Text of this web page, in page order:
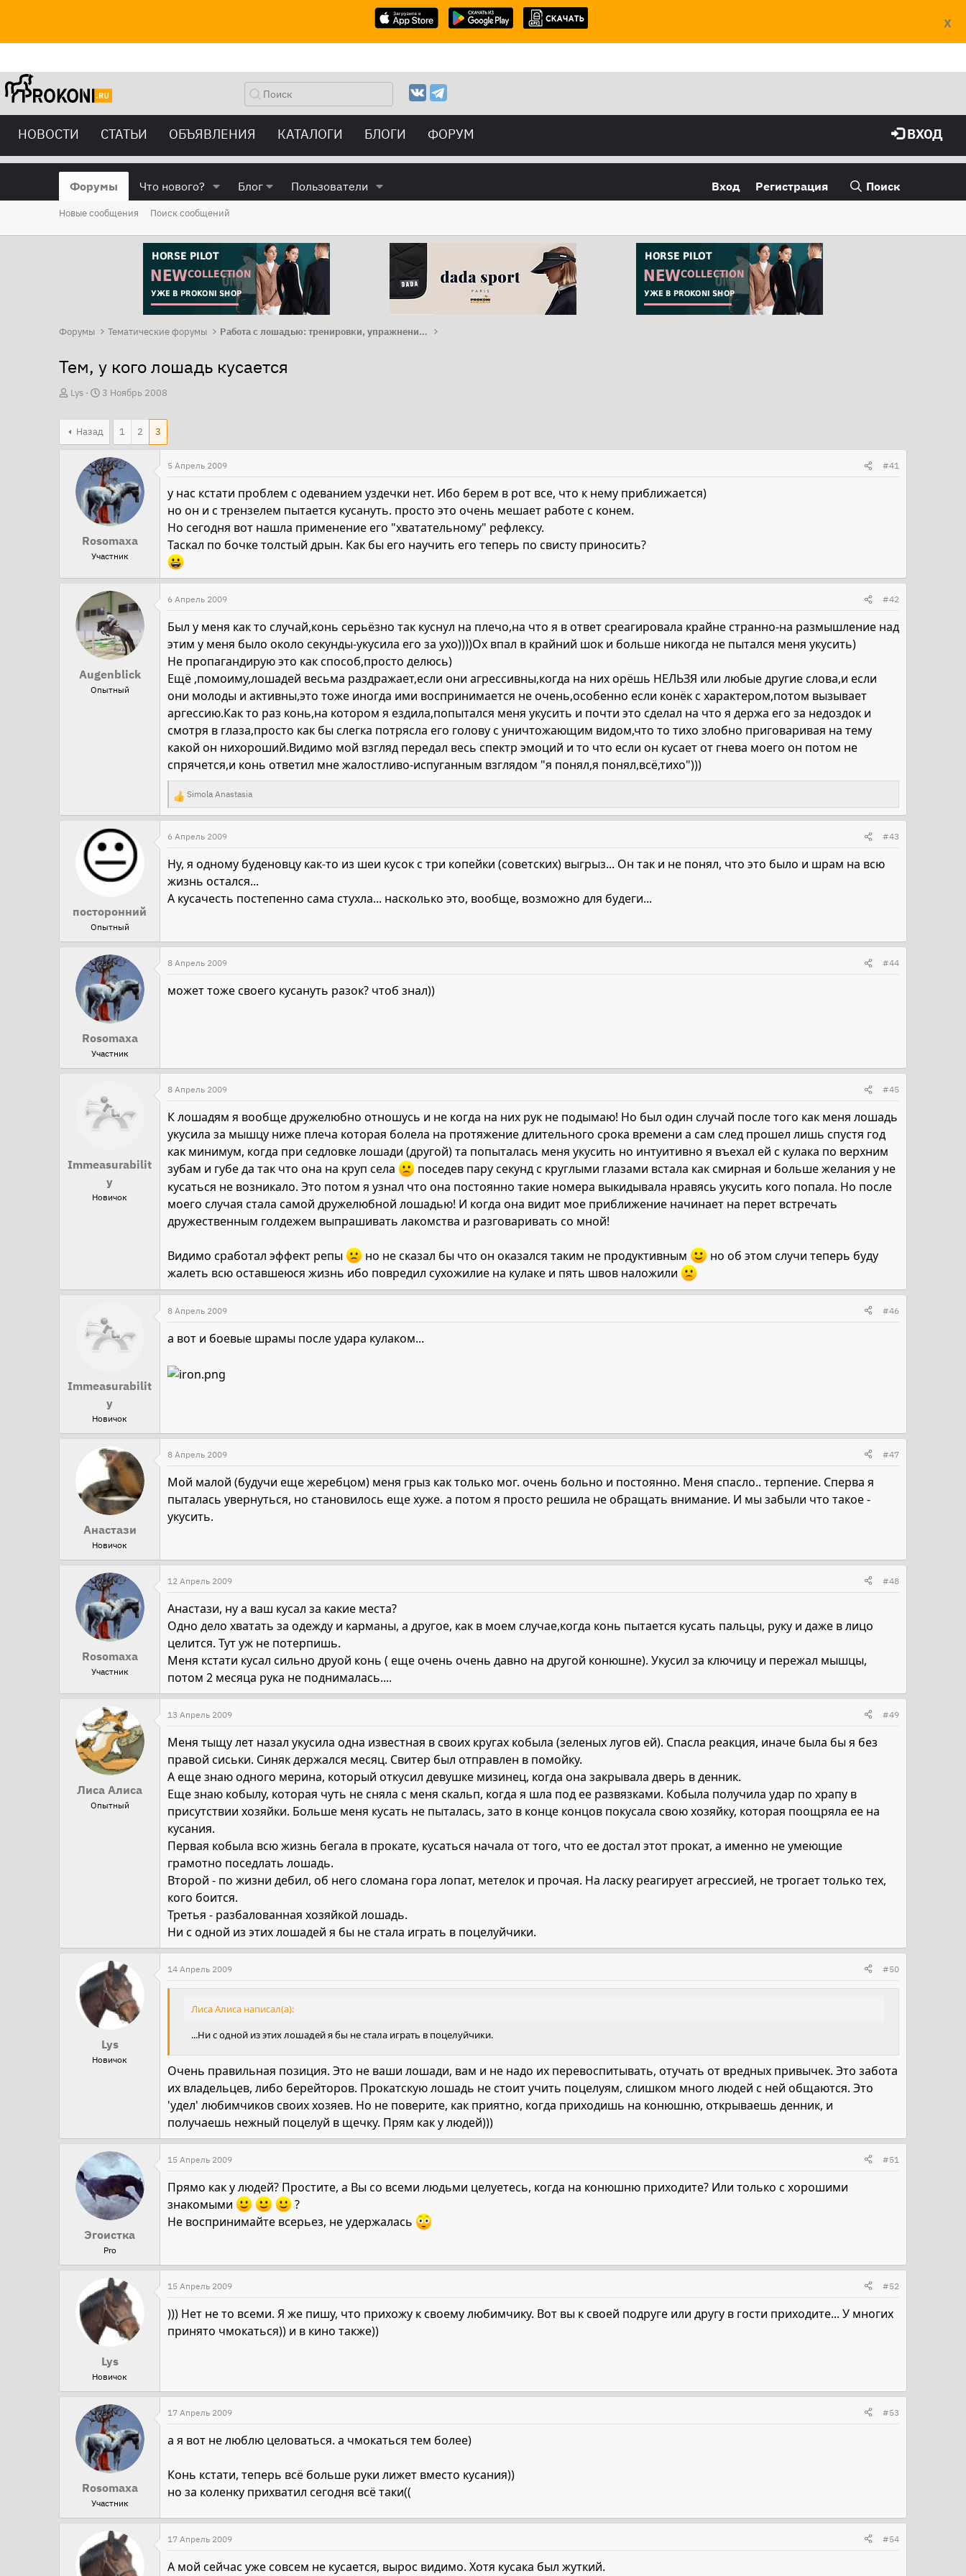
X
НОВОСТИ СТАТЬИ ОБЪЯВЛЕНИЯ КАТАЛОГИ БЛОГИ ФОРУМ ВХОД
Форумы Что нового? Блог Пользователи Вход Регистрация Поиск
Новые сообщения Поиск сообщений
Форумы Тематические форумы Работа с лошадью: тренировки, упражнения, лайфхаки
Тем, у кого лошадь кусается
А
о
Lys
Д
а
н
а
ч
а
л
а
3 Ноябрь 2008
Назад 1 2 3
Rosomaxa
Участник
5 Апрель 2009 #41
у нас кстати проблем с одеванием уздечки нет. Ибо берем в рот все, что к нему приближается)
но он и с трензелем пытается кусануть. просто это очень мешает работе с конем.
Но сегодня вот нашла применение его "хватательному" рефлексу.
Таскал по бочке толстый дрын. Как бы его научить его теперь по свисту приносить?
Augenblick
Опытный
6 Апрель 2009 #42
Был у меня как то случай,конь серьёзно так куснул на плечо,на что я в ответ среагировала крайне странно-на размышление над
этим у меня было около секунды-укусила его за ухо))))Ох впал в крайний шок и больше никогда не пытался меня укусить)
Не пропагандирую это как способ,просто делюсь)
Ещё ,помоиму,лошадей весьма раздражает,если они агрессивны,когда на них орёшь НЕЛЬЗЯ или любые другие слова,и если
они молоды и активны,это тоже иногда ими воспринимается не очень,особенно если конёк с характером,потом вызывает
аргессию.Как то раз конь,на котором я ездила,попытался меня укусить и почти это сделал на что я держа его за недоздок и
смотря в глаза,просто как бы слегка потрясла его голову с уничтожающим видом,что то тихо злобно приговаривая на тему
какой он нихороший.Видимо мой взгляд передал весь спектр эмоций и то что если он кусает от гнева моего он потом не
спрячется,и конь ответил мне жалостливо-испуганным взглядом "я понял,я понял,всё,тихо")))
Р
е
а
ц
и
и
Simola Anastasia
посторонний
Опытный
6 Апрель 2009 #43
Ну, я одному буденовцу как-то из шеи кусок с три копейки (советских) выгрыз... Он так и не понял, что это было и шрам на всю
жизнь остался...
А кусачесть постепенно сама стухла... насколько это, вообще, возможно для будеги...
Rosomaxa
Участник
8 Апрель 2009 #44
может тоже своего кусануть разок? чтоб знал))
Immeasurabilit
y
Новичок
8 Апрель 2009 #45
К лошадям я вообще дружелюбно отношусь и не когда на них рук не подымаю! Но был один случай после того как меня лошадь
укусила за мышцу ниже плеча которая болела на протяжение длительного срока времени а сам след прошел лишь спустя год
как минимум, когда при седловке лошади (другой) та попыталась меня укусить но интуитивно я въехал ей с кулака по верхним
зубам и губе да так что она на круп села
поседев пару секунд с круглыми глазами встала как смирная и больше желания у не
кусаться не возникало. Это потом я узнал что она постоянно такие номера выкидывала нравясь укусить кого попала. Но после
моего случая стала самой дружелюбной лошадью! И когда она видит мое приближение начинает на перет встречать
дружественным голдежем выпрашивать лакомства и разговаривать со мной!
Видимо сработал эффект репы но не сказал бы что он оказался таким не продуктивным
но об этом случи теперь буду
жалеть всю оставшеюся жизнь ибо повредил сухожилие на кулаке и пять швов наложили
Immeasurabilit
y
Новичок
8 Апрель 2009 #46
а вот и боевые шрамы после удара кулаком...
Анастази
Новичок
8 Апрель 2009 #47
Мой малой (будучи еще жеребцом) меня грыз как только мог. очень больно и постоянно. Меня спасло.. терпение. Сперва я
пыталась увернуться, но становилось еще хуже. а потом я просто решила не обращать внимание. И мы забыли что такое -
укусить.
Rosomaxa
Участник
12 Апрель 2009 #48
Анастази, ну а ваш кусал за какие места?
Одно дело хватать за одежду и карманы, а другое, как в моем случае,когда конь пытается кусать пальцы, руку и даже в лицо
целится. Тут уж не потерпишь.
Меня кстати кусал сильно друой конь ( еще очень очень давно на другой конюшне). Укусил за ключицу и пережал мышцы,
потом 2 месяца рука не поднималась....
Лиса Алиса
Опытный
13 Апрель 2009 #49
Меня тыщу лет назал укусила одна известная в своих кругах кобыла (зеленых лугов ей). Спасла реакция, иначе была бы я без
правой сиськи. Синяк держался месяц. Свитер был отправлен в помойку.
А еще знаю одного мерина, который откусил девушке мизинец, когда она закрывала дверь в денник.
Еще знаю кобылу, которая чуть не сняла с меня скальп, когда я шла под ее развязками. Кобыла получила удар по храпу в
присутствии хозяйки. Больше меня кусать не пыталась, зато в конце концов покусала свою хозяйку, которая поощряла ее на
кусания.
Первая кобыла всю жизнь бегала в прокате, кусаться начала от того, что ее достал этот прокат, а именно не умеющие
грамотно поседлать лошадь.
Второй - по жизни дебил, об него сломана гора лопат, метелок и прочая. На ласку реагирует агрессией, не трогает только тех,
кого боится.
Третья - разбалованная хозяйкой лошадь.
Ни с одной из этих лошадей я бы не стала играть в поцелуйчики.
Lys
Новичок
14 Апрель 2009 #50
Лиса Алиса написал(а):
...Ни с одной из этих лошадей я бы не стала играть в поцелуйчики.
Очень правильная позиция. Это не ваши лошади, вам и не надо их перевоспитывать, отучать от вредных привычек. Это забота
их владельцев, либо берейторов. Прокатскую лошадь не стоит учить поцелуям, слишком много людей с ней общаются. Это
'удел' любимчиков своих хозяев. Но не поверите, как приятно, когда приходишь на конюшню, открываешь денник, и
получаешь нежный поцелуй в щечку. Прям как у людей)))
Эгоистка
Pro
15 Апрель 2009 #51
Прямо как у людей? Простите, а Вы со всеми людьми целуетесь, когда на конюшню приходите? Или только с хорошими
знакомыми
?
Не воспринимайте всерьез, не удержалась
Lys
Новичок
15 Апрель 2009 #52
))) Нет не то всеми. Я же пишу, что прихожу к своему любимчику. Вот вы к своей подруге или другу в гости приходите... У многих
принято чмокаться)) и в кино также))
Rosomaxa
Участник
17 Апрель 2009 #53
а я вот не люблю целоваться. а чмокаться тем более)
Конь кстати, теперь всё больше руки лижет вместо кусания))
но за коленку прихватил сегодня всё таки((
17 Апрель 2009 #54
А мой сейчас уже совсем не кусается, вырос видимо. Хотя кусака был жуткий.